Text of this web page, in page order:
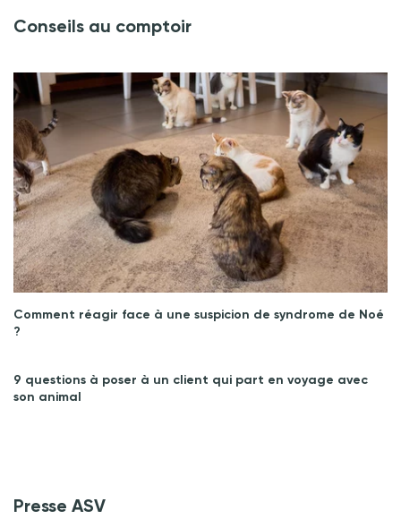
Conseils au comptoir
Comment réagir face à une suspicion de syndrome de Noé
?
9 questions à poser à un client qui part en voyage avec
son animal
Presse ASV